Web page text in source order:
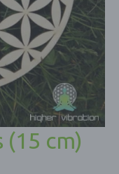
(15 cm)